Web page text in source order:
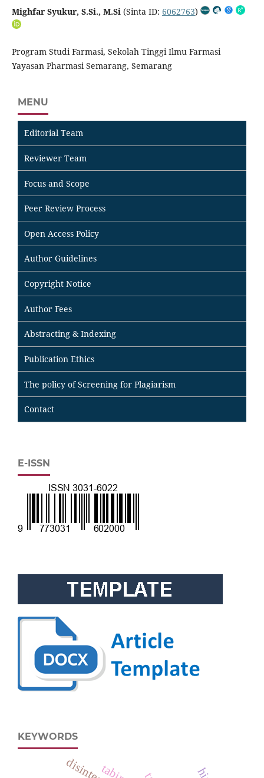
Mighfar Syukur, S.Si., M.Si(Sinta ID: 6062763)
Program Studi Farmasi, Sekolah Tinggi Ilmu Farmasi
Yayasan Pharmasi Semarang, Semarang
MENU
Editorial Team
Reviewer Team
Focus and Scope
Peer Review Process
Open Access Policy
Author Guidelines
Copyright Notice
Author Fees
Abstracting & Indexing
Publication Ethics
The policy of Screening for Plagiarism
Contact
E-ISSN
KEYWORDS